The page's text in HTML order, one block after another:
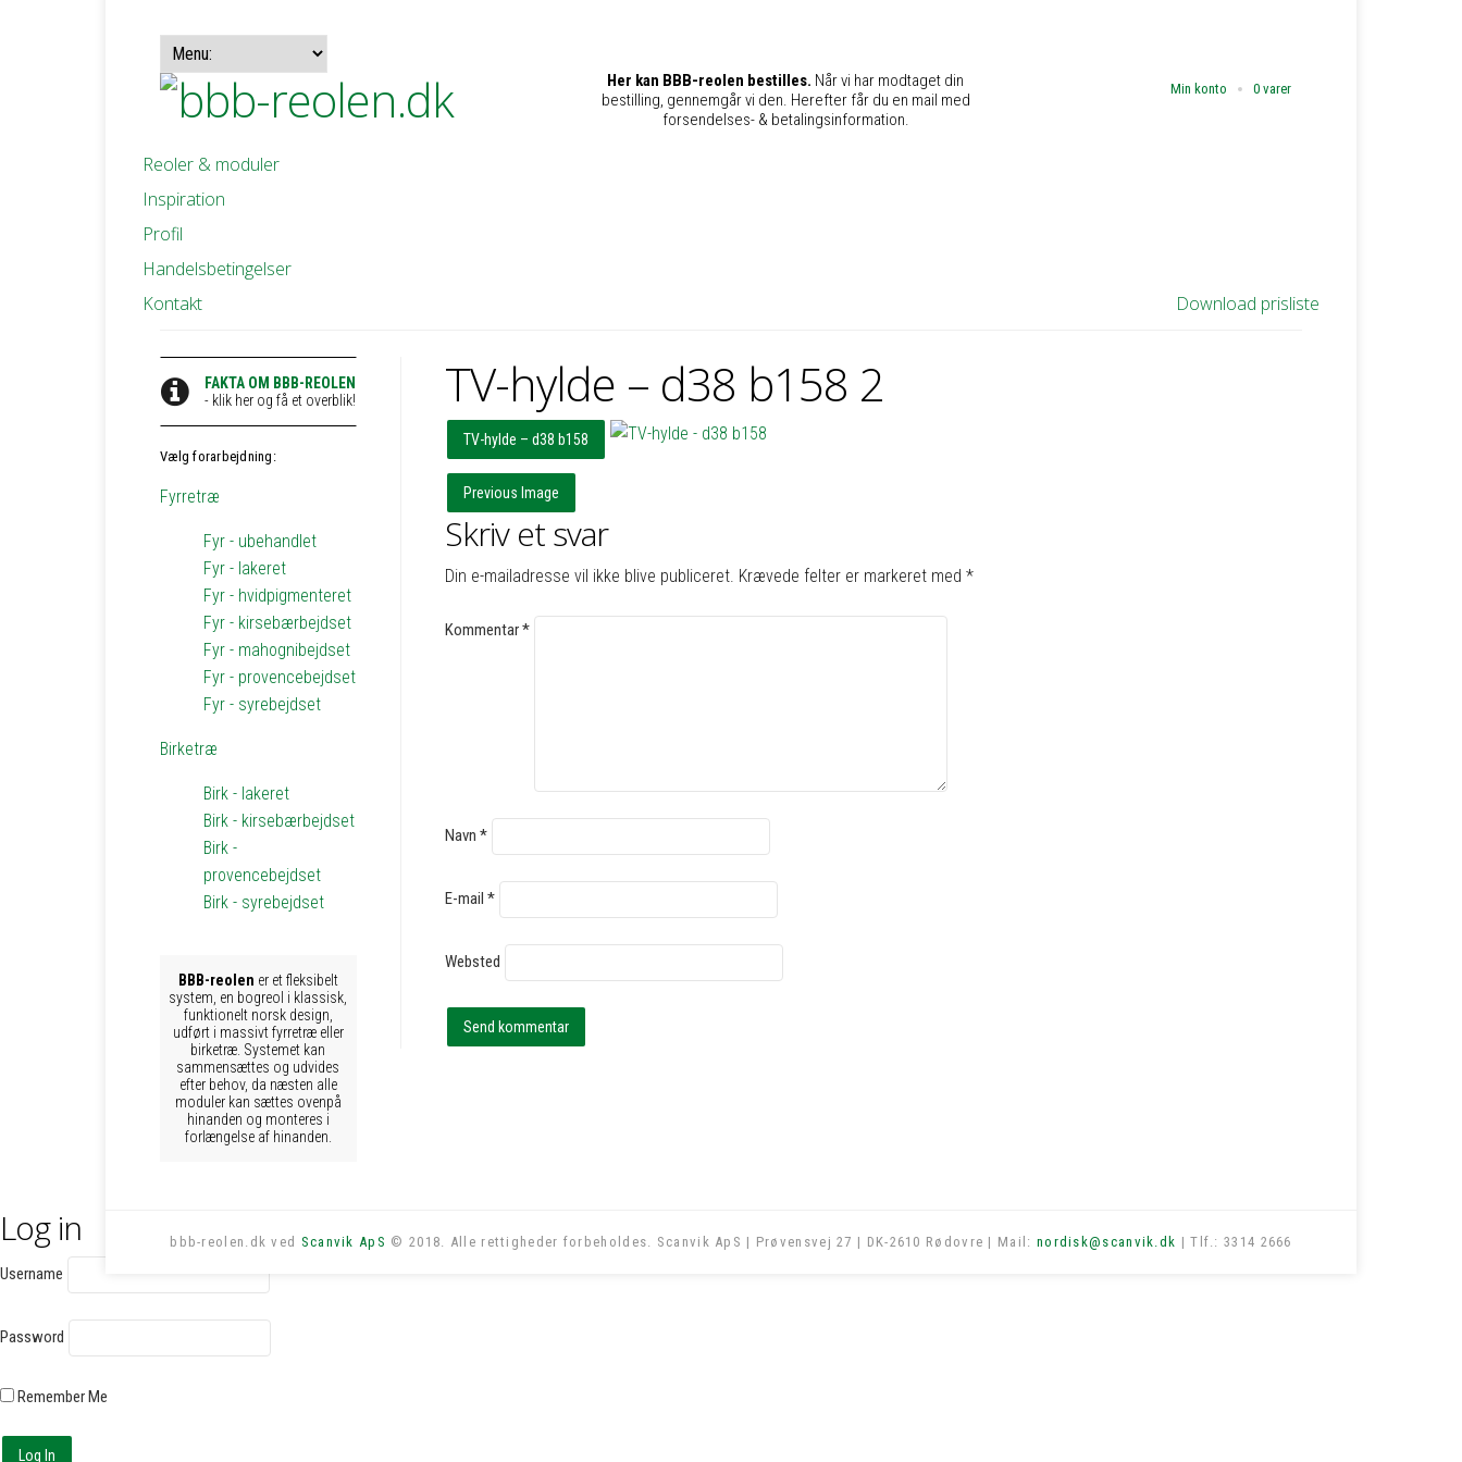
Min konto 0 varer
Her kan BBB-reolen bestilles. Når vi har modtaget din
bestilling, gennemgår vi den. Herefter får du en mail med
forsendelses- & betalingsinformation.
Reoler & moduler
Inspiration
Profil
Handelsbetingelser
Download prisliste
Kontakt
TV-hylde – d38 b158 2
TV-hylde – d38 b158
Previous Image
Skriv et svar
Din e-mailadresse vil ikke blive publiceret. Krævede felter er markeret med *
Kommentar*
Navn *
E-mail *
Websted
FAKTA OM BBB-REOLEN
- klik her og få et overblik!
Vælg forarbejdning:
Fyrretræ
Fyr - ubehandlet
Fyr - lakeret
Fyr - hvidpigmenteret
Fyr - kirsebærbejdset
Fyr - mahognibejdset
Fyr - provencebejdset
Fyr - syrebejdset
Birketræ
Birk - lakeret
Birk - kirsebærbejdset
Birk -
provencebejdset
Birk - syrebejdset
BBB-reolen er et fleksibelt
system, en bogreol i klassisk,
funktionelt norsk design,
udført i massivt fyrretræ eller
birketræ. Systemet kan
sammensættes og udvides
efter behov, da næsten alle
moduler kan sættes ovenpå
hinanden og monteres i
forlængelse af hinanden.
bbb-reolen.dk ved Scanvik ApS © 2018. Alle rettigheder forbeholdes. Scanvik ApS | Prøvensvej 27 | DK-2610 Rødovre | Mail: nordisk@scanvik.dk | Tlf.: 3314 2666
Log in
Username
Password
Remember Me